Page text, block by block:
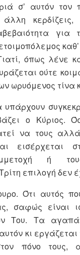
σ’ αυτόν τον
για
όπως λένε
ούτε
ωρυόμενος τίνα
ο Κύριος.
να τους
εισέρχεται
ή
επιλογή δεν
Ότι αυτός
σαφώς είναι
Του. Τα
κι
πόνο τους,